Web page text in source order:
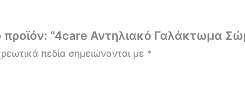
“4care Αντηλιακό Γαλάκτωμα
πεδία σημειώνονται με *